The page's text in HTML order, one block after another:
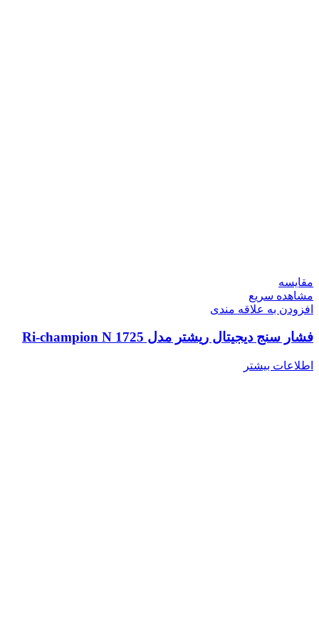
مقایسه
مشاهده سریع
افزودن به علاقه مندی
فشار سنج دیجیتال ریشتر مدل Ri-champion N 1725
اطلاعات بیشتر